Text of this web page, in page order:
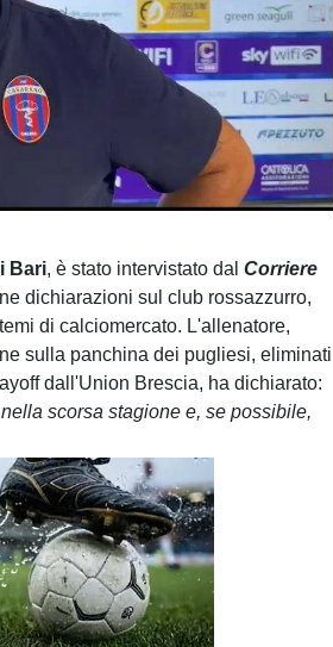
Bari, è stato intervistato dalCorriere
dichiarazioni sul club rossazzurro,
di calciomercato. L'allenatore,
sulla panchina dei pugliesi, eliminati
dall'Union Brescia, ha dichiarato:
scorsa stagione e, se possibile,
: